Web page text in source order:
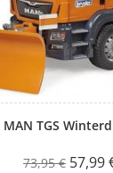
MAN TGS
73,95 € 57,99